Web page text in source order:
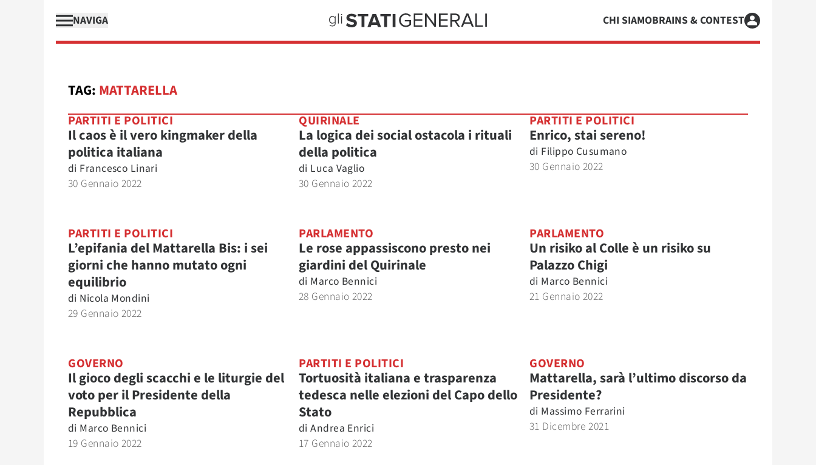
NAVIGA CHI SIAMOBRAINS & CONTEST
TAG: MATTARELLA
PARTITI E POLITICI
Il caos è il vero kingmaker della
politica italiana
di Francesco Linari
30 Gennaio 2022
QUIRINALE
La logica dei social ostacola i rituali
della politica
di Luca Vaglio
30 Gennaio 2022
PARTITI E POLITICI
Enrico, stai sereno!
di Filippo Cusumano
30 Gennaio 2022
PARTITI E POLITICI
L’epifania del Mattarella Bis: i sei
giorni che hanno mutato ogni
equilibrio
di Nicola Mondini
29 Gennaio 2022
PARLAMENTO
Le rose appassiscono presto nei
giardini del Quirinale
di Marco Bennici
28 Gennaio 2022
PARLAMENTO
Un risiko al Colle è un risiko su
Palazzo Chigi
di Marco Bennici
21 Gennaio 2022
GOVERNO
Il gioco degli scacchi e le liturgie del
voto per il Presidente della
Repubblica
di Marco Bennici
19 Gennaio 2022
PARTITI E POLITICI
Tortuosità italiana e trasparenza
tedesca nelle elezioni del Capo dello
Stato
di Andrea Enrici
17 Gennaio 2022
GOVERNO
Mattarella, sarà l’ultimo discorso da
Presidente?
di Massimo Ferrarini
31 Dicembre 2021